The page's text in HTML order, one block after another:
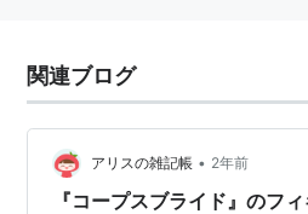
関連ブログ
アリスの雑記帳 • 2年前
『コープスブライド』のフ